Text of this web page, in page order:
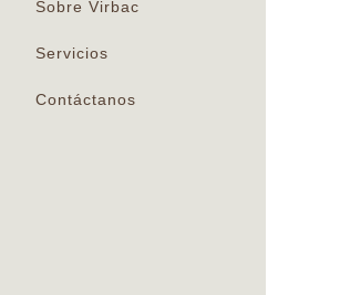
Sobre Virbac
Servicios
Contáctanos